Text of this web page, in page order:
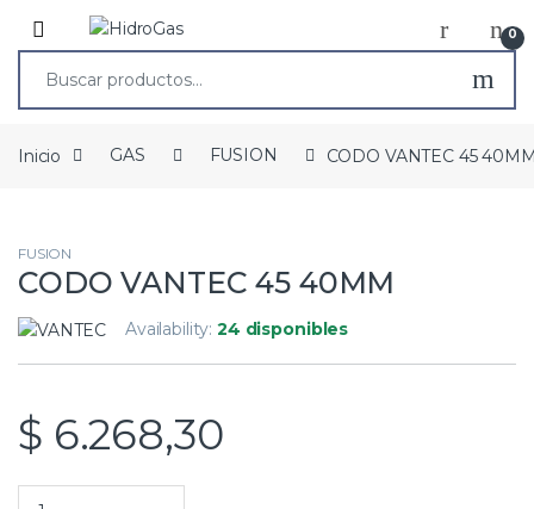
0
Inicio GAS FUSION CODO VANTEC 45
FUSION
CODO VANTEC 45 40MM
Availability:24 disponibles
$ 6.268,30